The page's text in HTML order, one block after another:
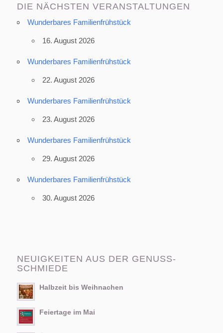
DIE NÄCHSTEN VERANSTALTUNGEN
Wunderbares Familienfrühstück
16. August 2026
Wunderbares Familienfrühstück
22. August 2026
Wunderbares Familienfrühstück
23. August 2026
Wunderbares Familienfrühstück
29. August 2026
Wunderbares Familienfrühstück
30. August 2026
NEUIGKEITEN AUS DER GENUSS-
SCHMIEDE
Halbzeit bis Weihnachen
Feiertage im Mai